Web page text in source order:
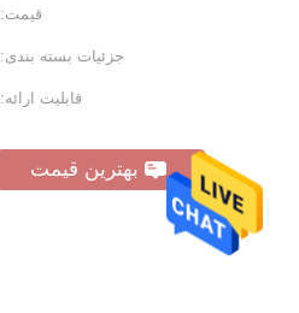
قیمت:
جزئیات بسته بندی:
قابلیت ارائه:
بهترین قیمت